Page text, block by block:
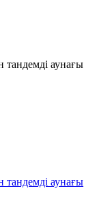
тандемді аунағы
тандемді аунағы